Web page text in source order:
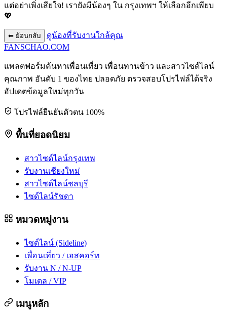
แต่อย่าเพิ่งเสียใจ! เรายังมีน้องๆ ใน กรุงเทพฯ ให้เลือกอีกเพียบ
💖
⬅ ย้อนกลับ
ดูน้องที่รับงานใกล้คุณ
FANSCHAO.COM
แพลตฟอร์มค้นหาเพื่อนเที่ยว เพื่อนทานข้าว และสาวไซด์ไลน์
คุณภาพ อันดับ 1 ของไทย ปลอดภัย ตรวจสอบโปรไฟล์ได้จริง
อัปเดตข้อมูลใหม่ทุกวัน
โปรไฟล์ยืนยันตัวตน 100%
พื้นที่ยอดนิยม
สาวไซด์ไลน์กรุงเทพ
รับงานเชียงใหม่
สาวไซด์ไลน์ชลบุรี
ไซด์ไลน์รัชดา
หมวดหมู่งาน
ไซด์ไลน์ (Sideline)
เพื่อนเที่ยว / เอสคอร์ท
รับงาน N / N-UP
โมเดล / VIP
เมนูหลัก